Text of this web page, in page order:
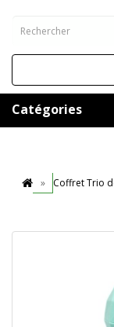
Catégories
Coffret Trio